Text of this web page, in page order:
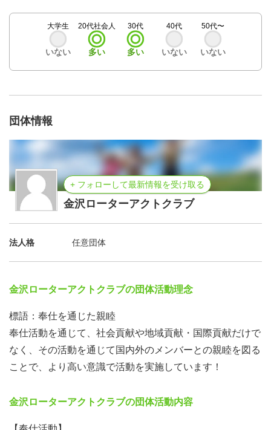
大学生
いない
20代社会人
多い
30代
多い
40代
いない
50代〜
いない
団体情報
+ フォローして最新情報を受け取る
金沢ローターアクトクラブ
法人格 任意団体
金沢ローターアクトクラブの団体活動理念
標語：奉仕を通じた親睦
奉仕活動を通じて、社会貢献や地域貢献・国際貢献だけで
なく、その活動を通じて国内外のメンバーとの親睦を図る
ことで、より高い意識で活動を実施しています！
金沢ローターアクトクラブの団体活動内容